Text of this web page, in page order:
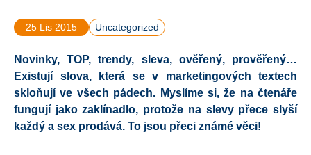
25 Lis 2015 Uncategorized
Novinky, TOP, trendy, sleva, ověřený, prověřený…
Existují slova, která se v marketingových textech
skloňují ve všech pádech. Myslíme si, že na čtenáře
fungují jako zaklínadlo, protože na slevy přece slyší
každý a sex prodává. To jsou přeci známé věci!